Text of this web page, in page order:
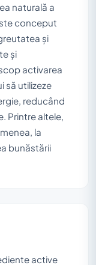
naturală a
conceput
și
și
activarea
să utilizeze
reducând
Printre altele,
la
bunăstării
active